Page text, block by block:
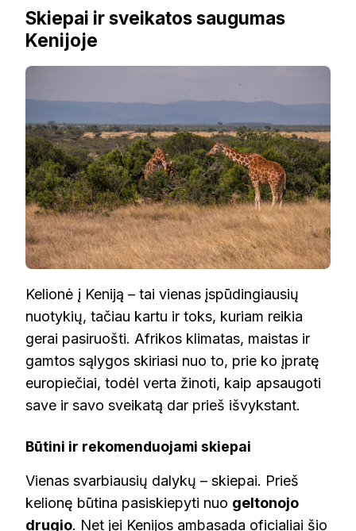
Skiepai ir sveikatos saugumas
Kenijoje
Kelionė į Keniją – tai vienas įspūdingiausių
nuotykių, tačiau kartu ir toks, kuriam reikia
gerai pasiruošti. Afrikos klimatas, maistas ir
gamtos sąlygos skiriasi nuo to, prie ko įpratę
europiečiai, todėl verta žinoti, kaip apsaugoti
save ir savo sveikatą dar prieš išvykstant.
Būtini ir rekomenduojami skiepai
Vienas svarbiausių dalykų – skiepai. Prieš
kelionę būtina pasiskiepyti nuo geltonojo
drugio. Net jei Kenijos ambasada oficialiai šio